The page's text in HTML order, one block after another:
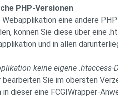
PHP-Versionen
eine andere
können Sie diese über eine
und in allen
keine eigene .htaccess-
bearbeiten Sie im obersten
dieser eine FCGIWrapper-